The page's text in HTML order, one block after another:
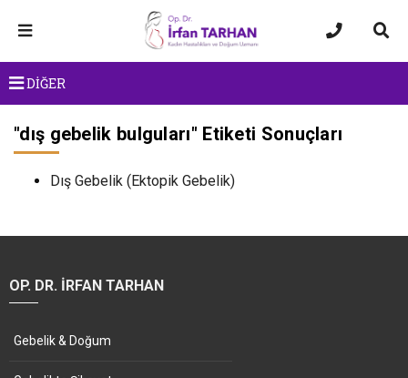
DİĞER
"dış gebelik bulguları" Etiketi Sonuçları
Dış Gebelik (Ektopik Gebelik)
OP. DR. İRFAN TARHAN
Gebelik & Doğum